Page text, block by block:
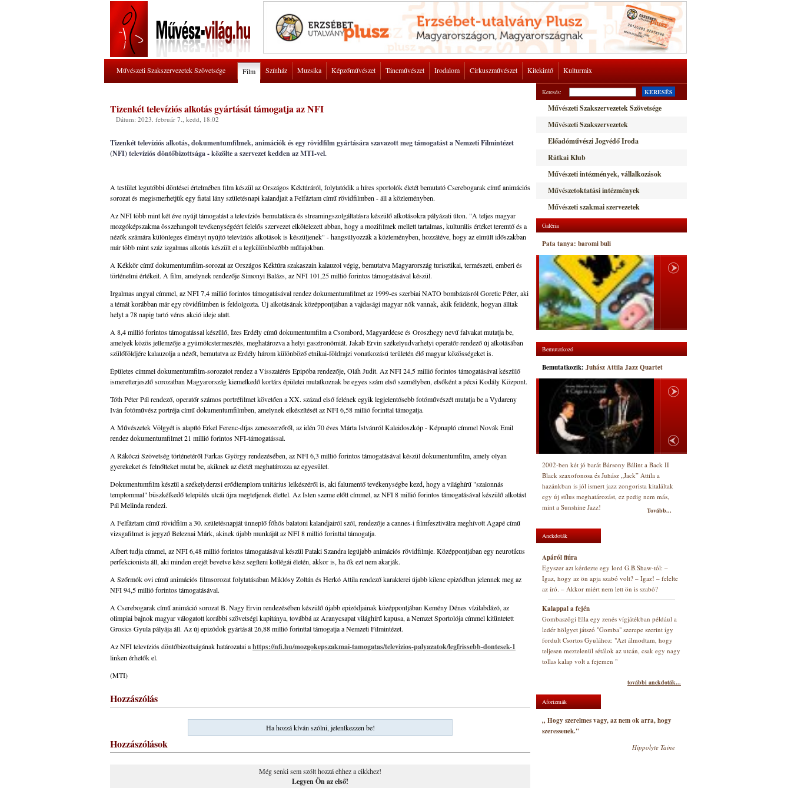
Művészeti Szakszervezetek Szövetsége Film Színház Muzsika Képzőművészet Táncművészet Irodalom Cirkuszművészet Kitekintő Kulturmix
Tizenkét televíziós alkotás gyártását támogatja az NFI
Dátum: 2023. február 7., kedd, 18:02
Tizenkét televíziós alkotás, dokumentumfilmek, animációk és egy rövidfilm gyártására szavazott meg támogatást a Nemzeti Filmintézet
(NFI) televíziós döntőbizottsága - közölte a szervezet kedden az MTI-vel.
A testület legutóbbi döntései értelmében film készül az Országos Kéktúráról, folytatódik a híres sportolók életét bemutató Cserebogarak című animációs
sorozat és megismerhetjük egy fiatal lány születésnapi kalandjait a Felfáztam című rövidfilmben - áll a közleményben.
Az NFI több mint két éve nyújt támogatást a televíziós bemutatásra és streamingszolgáltatásra készülő alkotásokra pályázati úton. "A teljes magyar
mozgóképszakma összehangolt tevékenységéért felelős szervezet elkötelezett abban, hogy a mozifilmek mellett tartalmas, kulturális értéket teremtő és a
nézők számára különleges élményt nyújtó televíziós alkotások is készüljenek" - hangsúlyozzák a közleményben, hozzátéve, hogy az elmúlt időszakban
már több mint száz izgalmas alkotás készült el a legkülönbözőbb műfajokban.
A Kékkör című dokumentumfilm-sorozat az Országos Kéktúra szakaszain kalauzol végig, bemutatva Magyarország turisztikai, természeti, emberi és
történelmi értékeit. A film, amelynek rendezője Simonyi Balázs, az NFI 101,25 millió forintos támogatásával készül.
Irgalmas angyal címmel, az NFI 7,4 millió forintos támogatásával rendez dokumentumfilmet az 1999-es szerbiai NATO bombázásról Goretic Péter, aki
a témát korábban már egy rövidfilmben is feldolgozta. Új alkotásának középpontjában a vajdasági magyar nők vannak, akik felidézik, hogyan álltak
helyt a 78 napig tartó véres akció ideje alatt.
A 8,4 millió forintos támogatással készülő, Ízes Erdély című dokumentumfilm a Csombord, Magyardécse és Oroszhegy nevű falvakat mutatja be,
amelyek közös jellemzője a gyümölcstermesztés, meghatározva a helyi gasztronómiát. Jakab Ervin székelyudvarhelyi operatőr-rendező új alkotásában
szülőföldjére kalauzolja a nézőt, bemutatva az Erdély három különböző etnikai-földrajzi vonatkozású területén élő magyar közösségeket is.
Épületes címmel dokumentumfilm-sorozatot rendez a Visszatérés Epipóba rendezője, Oláh Judit. Az NFI 24,5 millió forintos támogatásával készülő
ismeretterjesztő sorozatban Magyarország kiemelkedő kortárs épületei mutatkoznak be egyes szám első személyben, elsőként a pécsi Kodály Központ.
Tóth Péter Pál rendező, operatőr számos portréfilmet követően a XX. század első felének egyik legjelentősebb fotóművészét mutatja be a Vydareny
Iván fotóművész portréja című dokumentumfilmben, amelynek elkészítését az NFI 6,58 millió forinttal támogatja.
A Művészetek Völgyét is alapító Erkel Ferenc-díjas zeneszerzőről, az idén 70 éves Márta Istvánról Kaleidoszkóp - Képnapló címmel Novák Emil
rendez dokumentumfilmet 21 millió forintos NFI-támogatással.
A Rákóczi Szövetség történetéről Farkas György rendezésében, az NFI 6,3 millió forintos támogatásával készül dokumentumfilm, amely olyan
gyerekeket és felnőtteket mutat be, akiknek az életét meghatározza az egyesület.
Dokumentumfilm készül a székelyderzsi erődtemplom unitárius lelkészéről is, aki falumentő tevékenységbe kezd, hogy a világhírű "szalonnás
templommal" büszkélkedő település utcái újra megteljenek élettel. Az Isten szeme előtt címmel, az NFI 8 millió forintos támogatásával készülő alkotást
Pál Melinda rendezi.
A Felfáztam című rövidfilm a 30. születésnapját ünneplő főhős balatoni kalandjairól szól, rendezője a cannes-i filmfesztiválra meghívott Agapé című
vizsgafilmet is jegyző Beleznai Márk, akinek újabb munkáját az NFI 8 millió forinttal támogatja.
Albert tudja címmel, az NFI 6,48 millió forintos támogatásával készül Pataki Szandra legújabb animációs rövidfilmje. Középpontjában egy neurotikus
perfekcionista áll, aki minden erejét bevetve kész segíteni kollégái életén, akkor is, ha ők ezt nem akarják.
A Szőrmók ovi című animációs filmsorozat folytatásában Miklósy Zoltán és Herkó Attila rendező karakterei újabb kilenc epizódban jelennek meg az
NFI 94,5 millió forintos támogatásával.
A Cserebogarak című animáció sorozat B. Nagy Ervin rendezésében készülő újabb epizódjainak középpontjában Kemény Dénes vízilabdázó, az
olimpiai bajnok magyar válogatott korábbi szövetségi kapitánya, továbbá az Aranycsapat világhírű kapusa, a Nemzet Sportolója címmel kitüntetett
Grosics Gyula pályája áll. Az új epizódok gyártását 26,88 millió forinttal támogatja a Nemzeti Filmintézet.
Az NFI televíziós döntőbizottságának határozatai ahttps://nfi.hu/mozgokepszakmai-tamogatas/televizios-palyazatok/legfrissebb-dontesek-1
linken érhetők el.
(MTI)
Hozzászólás
Ha hozzá kíván szólni, jelentkezzen be!
Hozzászólások
Még senki sem szólt hozzá ehhez a cikkhez!
Legyen Ön az első!
Keresés: KERESÉS
Művészeti Szakszervezetek Szövetsége
Művészeti Szakszervezetek
Előadóművészi Jogvédő Iroda
Rátkai Klub
Művészeti intézmények, vállalkozások
Művészetoktatási intézmények
Művészeti szakmai szervezetek
Galéria
Pata tanya: baromi buli
Bemutatkozó
Bemutatkozik: Juhász Attila Jazz Quartet
2002-ben két jó barát Bársony Bálint a Back II
Black szaxofonosa és Juhász „Jack” Attila a
hazánkban is jól ismert jazz zongorista kitaláltak
egy új stílus meghatározást, ez pedig nem más,
mint a Sunshine Jazz!
Tovább...
Anekdoták
Apáról fiúra
Egyszer azt kérdezte egy lord G.B.Shaw-tól: –
Igaz, hogy az ön apja szabó volt? – Igaz! – felelte
az író. – Akkor miért nem lett ön is szabó?
Kalappal a fején
Gombaszögi Ella egy zenés vígjátékban például a
ledér hölgyet játszó "Gomba" szerepe szerint így
fordult Csortos Gyulához: "Azt álmodtam, hogy
teljesen meztelenül sétálok az utcán, csak egy nagy
tollas kalap volt a fejemen "
további anekdoták...
Aforizmák
„ Hogy szerelmes vagy, az nem ok arra, hogy
szeressenek."
Hippolyte Taine